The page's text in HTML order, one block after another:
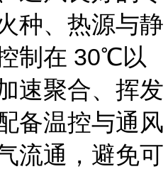
种、热源与静
制在 30℃以
速聚合、挥发
备温控与通风
流通，避免可